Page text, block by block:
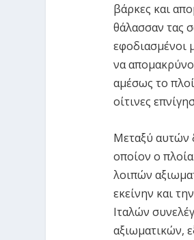
βάρκες και
θάλασσαν τας
εφοδιασμένοι
να
αμέσως το
οίτινες
Μεταξύ αυτών
οποίον ο
λοιπών
εκείνην και
Ιταλών
αξιωματικών,